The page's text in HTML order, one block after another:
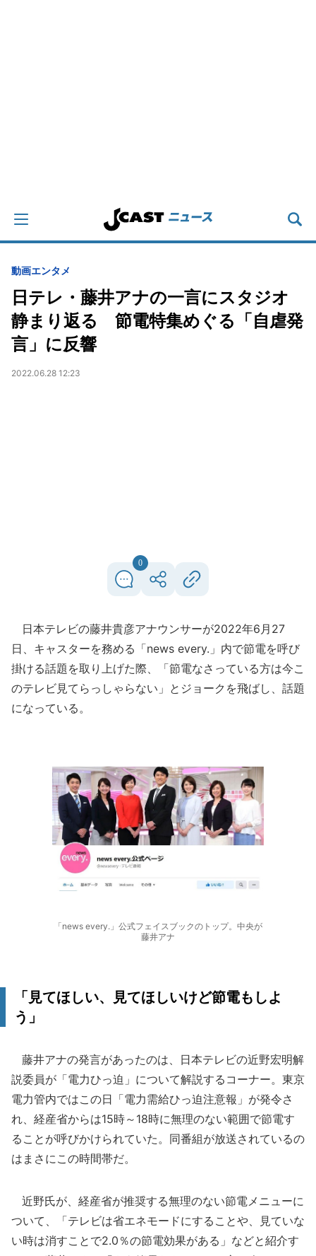
動画エンタメ
日テレ・藤井アナの一言にスタジオ
静まり返る 節電特集めぐる「自虐発
言」に反響
2022.06.28 12:23
0
日本テレビの藤井貴彦アナウンサーが2022年6月27
日、キャスターを務める「news every.」内で節電を呼び
掛ける話題を取り上げた際、「節電なさっている方は今こ
のテレビ見てらっしゃらない」とジョークを飛ばし、話題
になっている。
「news every.」公式フェイスブックのトップ。中央が
藤井アナ
「見てほしい、見てほしいけど節電もしよ
う」
藤井アナの発言があったのは、日本テレビの近野宏明解
説委員が「電力ひっ迫」について解説するコーナー。東京
電力管内ではこの日「電力需給ひっ迫注意報」が発令さ
れ、経産省からは15時～18時に無理のない範囲で節電す
ることが呼びかけられていた。同番組が放送されているの
はまさにこの時間帯だ。
近野氏が、経産省が推奨する無理のない節電メニューに
ついて、「テレビは省エネモードにすることや、見ていな
い時は消すことで2.0％の節電効果がある」などと紹介す